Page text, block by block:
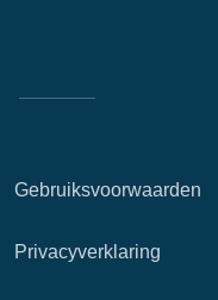
Gebruiksvoorwaarden
Privacyverklaring